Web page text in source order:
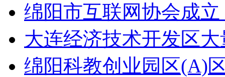
绵阳市互联网协会成
大连经济技术开发区大
绵阳科教创业园区(A)